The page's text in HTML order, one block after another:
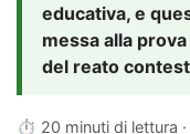
educativa, e
messa alla
del reato
⏱ 20 minuti di lettura